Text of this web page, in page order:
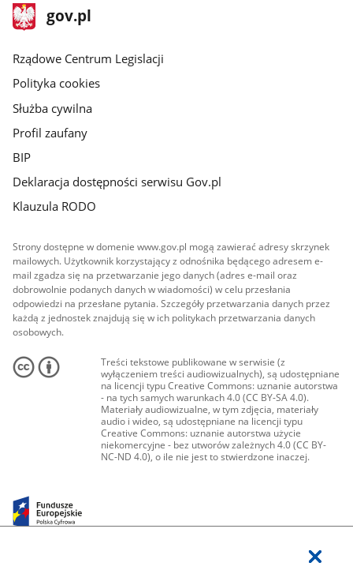
stopka
gov.plStrona
gov.pl
Rządowe Centrum Legislacji
Polityka cookies
Służba cywilna
Profil zaufany
BIP
Deklaracja dostępności serwisu Gov.pl
Klauzula RODO
Strony dostępne w domenie www.gov.pl mogą zawierać adresy skrzynek
mailowych. Użytkownik korzystający z odnośnika będącego adresem e-
mail zgadza się na przetwarzanie jego danych (adres e-mail oraz
dobrowolnie podanych danych w wiadomości) w celu przesłania
odpowiedzi na przesłane pytania. Szczegóły przetwarzania danych przez
każdą z jednostek znajdują się w ich politykach przetwarzania danych
osobowych.
Treści tekstowe publikowane w serwisie (z
wyłączeniem treści audiowizualnych), są udostępniane
na licencji typu Creative Commons: uznanie autorstwa
- na tych samych warunkach 4.0 (CC BY-SA 4.0).
Materiały audiowizualne, w tym zdjęcia, materiały
audio i wideo, są udostępniane na licencji typu
Creative Commons: uznanie autorstwa użycie
niekomercyjne - bez utworów zależnych 4.0 (CC BY-
NC-ND 4.0), o ile nie jest to stwierdzone inaczej.